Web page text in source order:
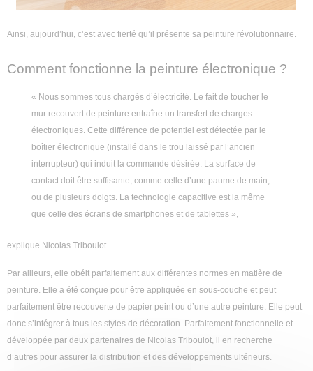
Ainsi, aujourd’hui, c’est avec fierté qu’il présente sa peinture révolutionnaire.
Comment fonctionne la peinture électronique ?
« Nous sommes tous chargés d’électricité. Le fait de toucher le
mur recouvert de peinture entraîne un transfert de charges
électroniques. Cette différence de potentiel est détectée par le
boîtier électronique (installé dans le trou laissé par l’ancien
interrupteur) qui induit la commande désirée. La surface de
contact doit être suffisante, comme celle d’une paume de main,
ou de plusieurs doigts. La technologie capacitive est la même
que celle des écrans de smartphones et de tablettes »,
explique Nicolas Triboulot.
Par ailleurs, elle obéit parfaitement aux différentes normes en matière de
peinture. Elle a été conçue pour être appliquée en sous-couche et peut
parfaitement être recouverte de papier peint ou d’une autre peinture. Elle peut
donc s’intégrer à tous les styles de décoration. Parfaitement fonctionnelle et
développée par deux partenaires de Nicolas Triboulot, il en recherche
d’autres pour assurer la distribution et des développements ultérieurs.